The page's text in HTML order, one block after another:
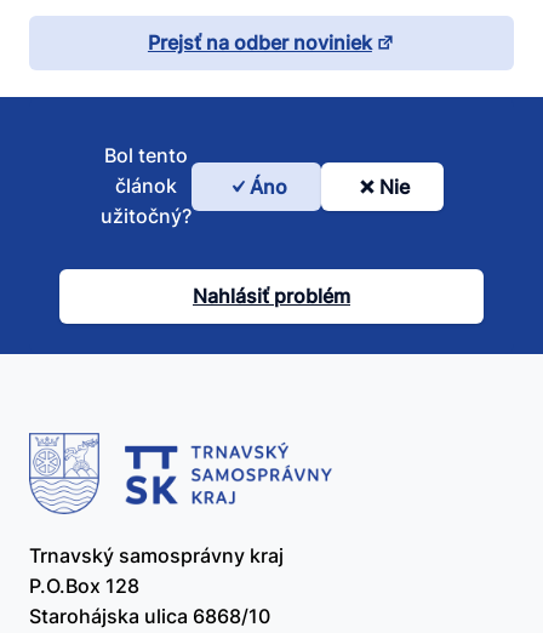
Prejsť na odber noviniek
Bol
článok
užitočný?
Bol tento
článok
užitočný?
Áno Nie
Nahlásiť problém
Trnavský samosprávny kraj
P.O.Box 128
Starohájska ulica 6868/10